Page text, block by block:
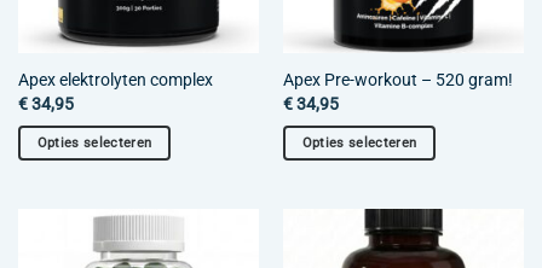
Apex elektrolyten complex
€34,95
Opties selecteren
Apex Pre-workout – 520 gram!
€34,95
Opties selecteren
meerdere